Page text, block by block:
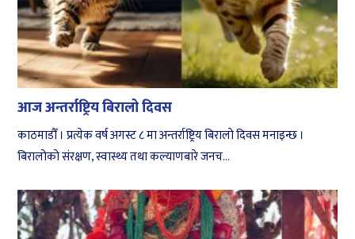
आज अन्तर्राष्ट्रिय बिरालो दिवस
काठमाडौँ । प्रत्येक वर्ष अगस्ट ८ मा अन्तर्राष्ट्रिय बिरालो दिवस मनाइन्छ ।
बिरालोको संरक्षण, स्वास्थ्य तथा कल्याणबारे जनच...